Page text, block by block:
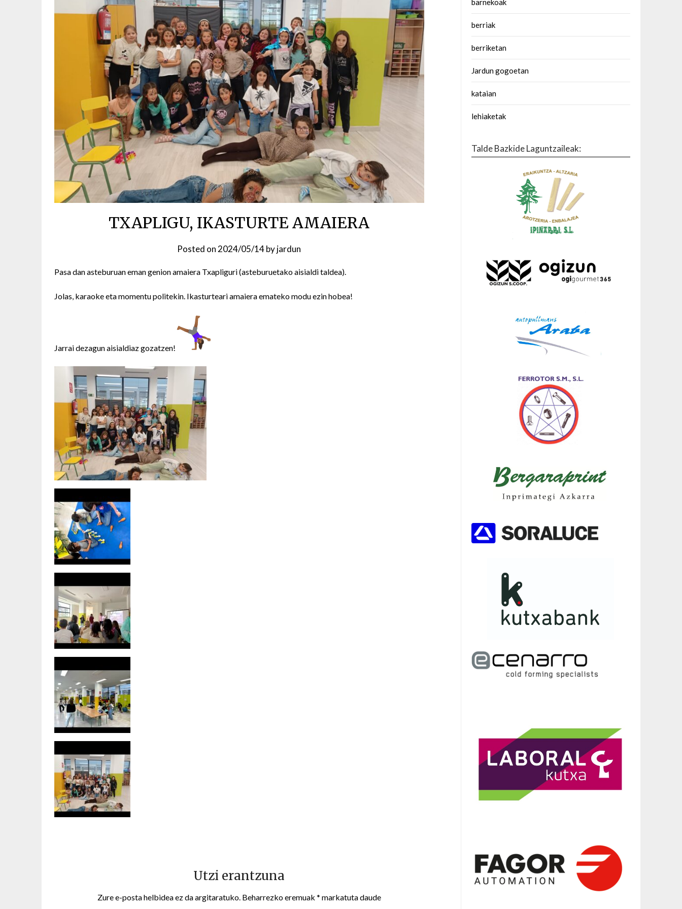
TXAPLIGU, IKASTURTE AMAIERA
Posted on 2024/05/14byjardun
Pasa dan asteburuan eman genion amaiera Txapliguri (asteburuetako aisialdi taldea).
Jolas, karaoke eta momentu politekin. Ikasturteari amaiera emateko modu ezin hobea!
Jarrai dezagun aisialdiaz gozatzen!
Utzi erantzuna
Zure e-posta helbidea ez da argitaratuko. Beharrezko eremuak * markatuta daude
barnekoak
berriak
berriketan
Jardun gogoetan
kataian
lehiaketak
Talde Bazkide Laguntzaileak: